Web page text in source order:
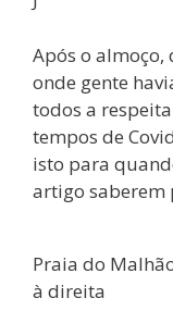
Após o
onde gente
todos a
tempos de
isto para
artigo saberem
Praia do
à direita